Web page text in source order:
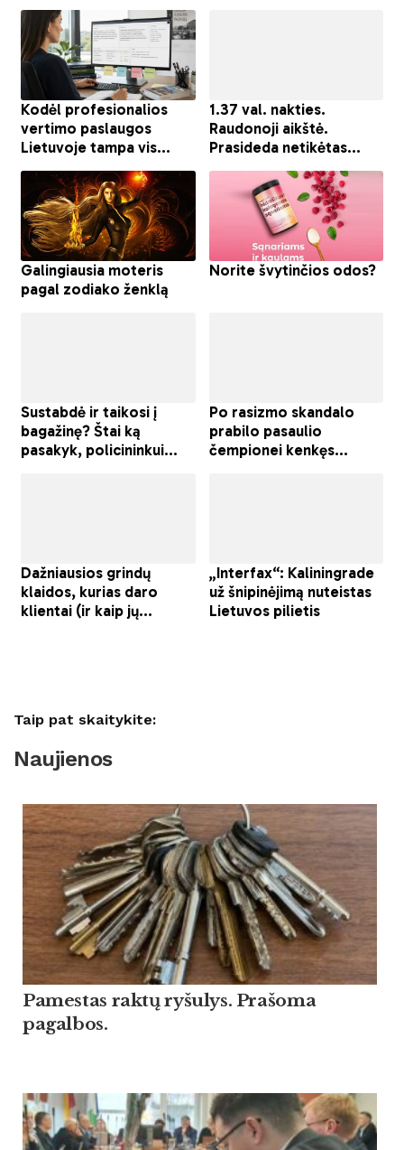
Taip pat skaitykite:
Naujienos
Pamestas raktų ryšulys. Prašoma
pagalbos.